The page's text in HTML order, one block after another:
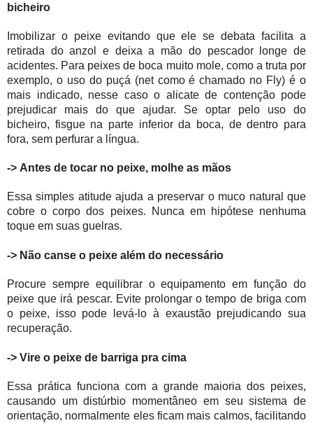
bicheiro
Imobilizar o peixe evitando que ele se debata facilita a
retirada do anzol e deixa a mão do pescador longe de
acidentes. Para peixes de boca muito mole, como a truta por
exemplo, o uso do puçá (net como é chamado no Fly) é o
mais indicado, nesse caso o alicate de contenção pode
prejudicar mais do que ajudar. Se optar pelo uso do
bicheiro, fisgue na parte inferior da boca, de dentro para
fora, sem perfurar a língua.
-> Antes de tocar no peixe, molhe as mãos
Essa simples atitude ajuda a preservar o muco natural que
cobre o corpo dos peixes. Nunca em hipótese nenhuma
toque em suas guelras.
-> Não canse o peixe além do necessário
Procure sempre equilibrar o equipamento em função do
peixe que irá pescar. Evite prolongar o tempo de briga com
o peixe, isso pode levá-lo à exaustão prejudicando sua
recuperação.
-> Vire o peixe de barriga pra cima
Essa prática funciona com a grande maioria dos peixes,
causando um distúrbio momentâneo em seu sistema de
orientação, normalmente eles ficam mais calmos, facilitando